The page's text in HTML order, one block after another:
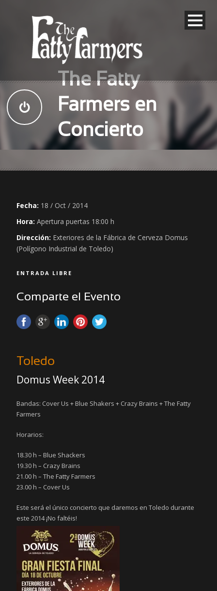
The Fatty
Farmers en
Concierto
Fecha: 18 / Oct / 2014
Hora: Apertura puertas 18:00 h
Dirección: Exteriores de la Fábrica de Cerveza Domus
(Polígono Industrial de Toledo)
ENTRADA LIBRE
Comparte el Evento
Toledo
Domus Week 2014
Bandas: Cover Us + Blue Shakers + Crazy Brains + The Fatty
Farmers
Horarios:
18.30 h – Blue Shackers
19.30 h – Crazy Brains
21.00 h – The Fatty Farmers
23.00 h – Cover Us
Este será el único concierto que daremos en Toledo durante
este 2014 ¡No faltéis!